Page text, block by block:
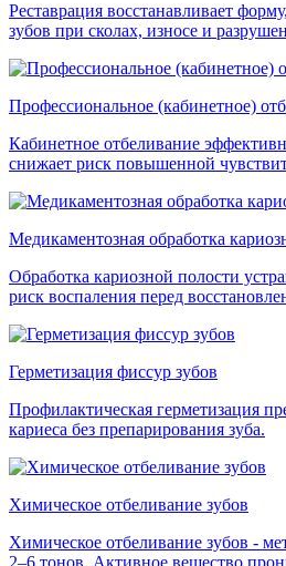
Реставрация восстанавливает
зубов при сколах, износе и
Профессиональное (кабинетное)
Кабинетное отбеливание
снижает риск повышенной
Медикаментозная обработка
Обработка кариозной полости
риск воспаления перед
Герметизация фиссур зубов
Профилактическая герметизация
кариеса без препарирования зуба.
Химическое отбеливание зубов
Химическое отбеливание зубов -